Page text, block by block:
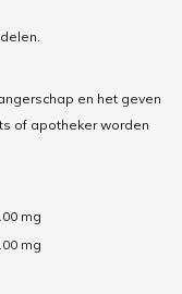
en het geven
of apotheker worden
mg
mg